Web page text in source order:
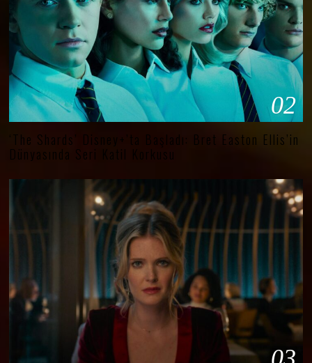
02
‘The Shards’ Disney+’ta Başladı: Bret Easton Ellis’in
Dünyasında Seri Katil Korkusu